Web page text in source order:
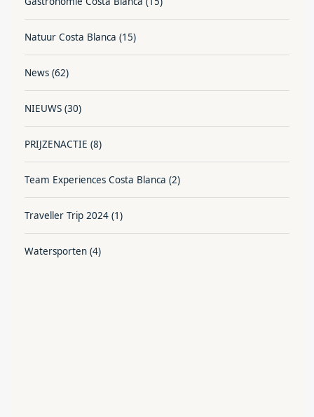
Natuur Costa Blanca (15)
News (62)
NIEUWS (30)
PRIJZENACTIE (8)
Team Experiences Costa Blanca (2)
Traveller Trip 2024 (1)
Watersporten (4)